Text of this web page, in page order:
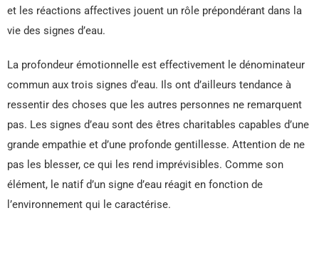
et les réactions affectives jouent un rôle prépondérant dans la
vie des signes d’eau.
La profondeur émotionnelle est effectivement le dénominateur
commun aux trois signes d’eau. Ils ont d’ailleurs tendance à
ressentir des choses que les autres personnes ne remarquent
pas. Les signes d’eau sont des êtres charitables capables d’une
grande empathie et d’une profonde gentillesse. Attention de ne
pas les blesser, ce qui les rend imprévisibles. Comme son
élément, le natif d’un signe d’eau réagit en fonction de
l’environnement qui le caractérise.